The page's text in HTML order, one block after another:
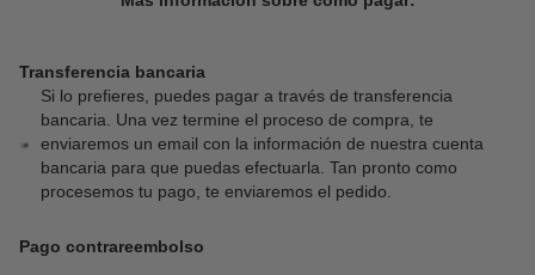
Transferencia bancaria
Si lo prefieres, puedes pagar a través de transferencia
bancaria. Una vez termine el proceso de compra, te
enviaremos un email con la información de nuestra cuenta
bancaria para que puedas efectuarla. Tan pronto como
procesemos tu pago, te enviaremos el pedido.
Pago contrareembolso